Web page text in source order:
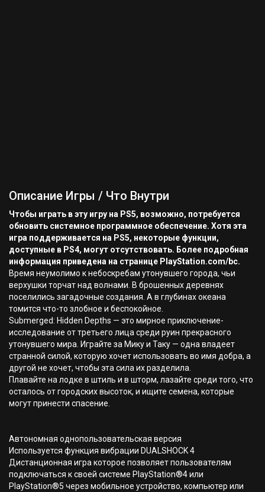
Описание Игры / Что Внутри
Чтобы играть в эту игру на PS5, возможно, потребуется
обновить системное программное обеспечение. Хотя эта
игра поддерживается на PS5, некоторые функции,
доступные в PS4, могут отсутствовать. Более подробная
информация приведена на странице PlayStation.com/bc.
Время неумолимо к небоскребам утонувшего города, чьи
верхушки торчат над волнами. В брошенных деревнях
поселились загадочные создания. А в глубинах океана
томится что-то злобное и беспокойное.
Submerged: Hidden Depths — это мирное приключение-
исследование от третьего лица среди руин прекрасного
утонувшего мира. Играйте за Мику и Таку — одна владеет
странной силой, которую хочет использовать во имя добра, а
другой не хочет, чтобы эта сила их разделила.
Плавайте на лодке в штиль и в шторм, лазайте среди того, что
осталось от городских высоток, и ищите семена, которые
могут принести спасение.
Автономная однопользовательская версия
Используется функция вибрации DUALSHOCK 4
Дистанционная игра которое позволяет пользователям
подключаться к своей системе PlayStation®4 или
PlayStation®5 через мобильное устройство, компьютер или